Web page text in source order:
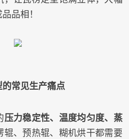
品相！
常见生产痛点
压力稳定性、温度均匀度、蒸
辊、预热辊、糊机烘干都需要